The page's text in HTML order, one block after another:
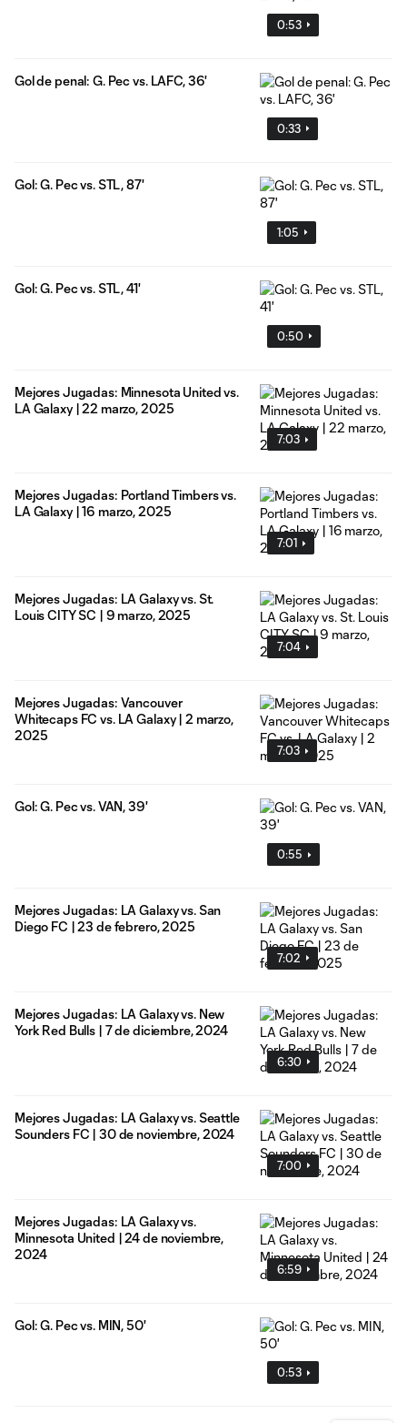
0:53
0:33
Gol de penal: G. Pec vs. LAFC, 36'
1:05
Gol: G. Pec vs. STL, 87'
0:50
Gol: G. Pec vs. STL, 41'
7:03
Mejores Jugadas: Minnesota United vs.
LA Galaxy | 22 marzo, 2025
7:01
Mejores Jugadas: Portland Timbers vs.
LA Galaxy | 16 marzo, 2025
7:04
Mejores Jugadas: LA Galaxy vs. St.
Louis CITY SC | 9 marzo, 2025
7:03
Mejores Jugadas: Vancouver
Whitecaps FC vs. LA Galaxy | 2 marzo,
2025
0:55
Gol: G. Pec vs. VAN, 39'
7:02
Mejores Jugadas: LA Galaxy vs. San
Diego FC | 23 de febrero, 2025
6:30
Mejores Jugadas: LA Galaxy vs. New
York Red Bulls | 7 de diciembre, 2024
7:00
Mejores Jugadas: LA Galaxy vs. Seattle
Sounders FC | 30 de noviembre, 2024
6:59
Mejores Jugadas: LA Galaxy vs.
Minnesota United | 24 de noviembre,
2024
0:53
Gol: G. Pec vs. MIN, 50'